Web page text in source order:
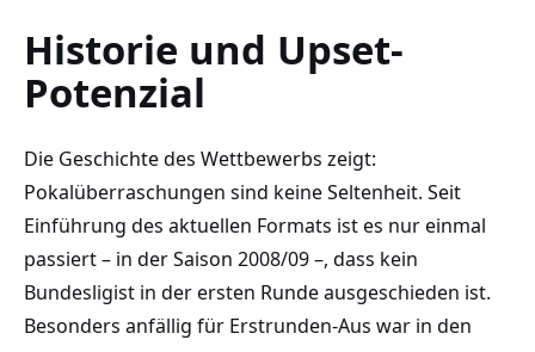
Historie und Upset-
Potenzial
Die Geschichte des Wettbewerbs zeigt:
Pokalüberraschungen sind keine Seltenheit. Seit
Einführung des aktuellen Formats ist es nur einmal
passiert – in der Saison 2008/09 –, dass kein
Bundesligist in der ersten Runde ausgeschieden ist.
Besonders anfällig für Erstrunden-Aus war in den